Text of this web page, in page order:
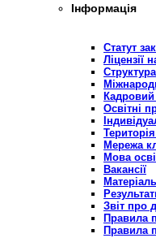
Інформація
Статут
Ліцензії
Освітні
Мережа
Мова
Вакансії
Звіт про
Правила
Правила